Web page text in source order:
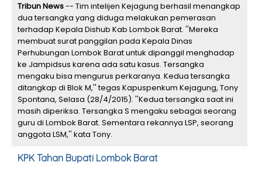
Tribun News-- Tim intelijen Kejagung berhasil menangkap
dua tersangka yang diduga melakukan pemerasan
terhadap Kepala Dishub Kab Lombok Barat. ''Mereka
membuat surat panggilan pada Kepala Dinas
Perhubungan Lombok Barat untuk dipanggil menghadap
ke Jampidsus karena ada satu kasus. Tersangka
mengaku bisa mengurus perkaranya‎. Kedua tersangka
ditangkap di Blok M,'' tegas Kapuspenkum Kejagung, Tony
Spontana, Selasa (28/4/2015). ''Kedua tersangka saat ini
masih diperiksa. Tersangka S mengaku sebagai seorang
guru di Lombok Barat. Sementara rekannya LSP, seorang
anggota LSM,'' kata Tony.
KPK Tahan Bupati Lombok Barat